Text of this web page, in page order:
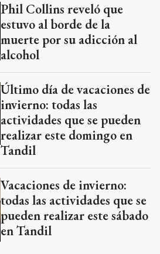
Phil Collins reveló que
estuvo al borde de la
muerte por su adicción al
alcohol
Último día de vacaciones de
invierno: todas las
actividades que se pueden
realizar este domingo en
Tandil
Vacaciones de invierno:
todas las actividades que se
pueden realizar este sábado
en Tandil